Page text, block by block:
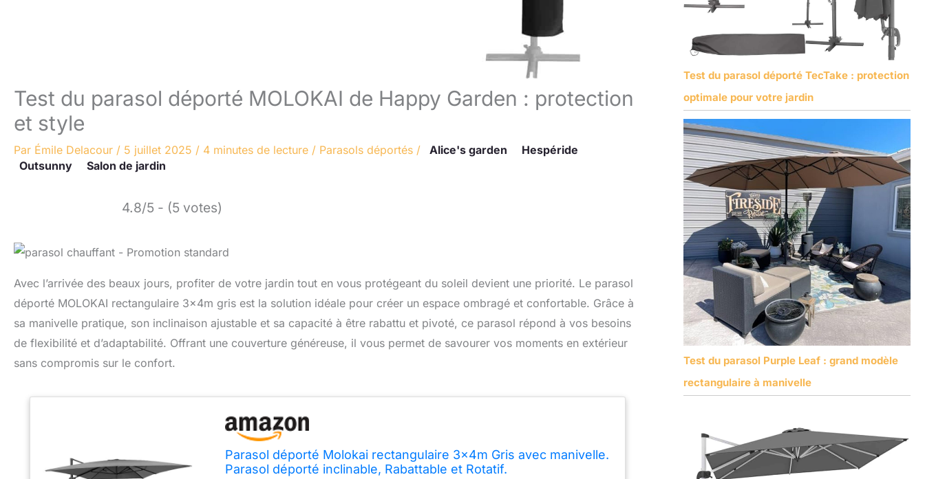
Test du parasol déporté MOLOKAI de Happy Garden : protection
et style
Par Émile Delacour / 5 juillet 2025 / 4 minutes de lecture / Parasols déportés / Alice's garden
Hespéride
Outsunny
Salon de jardin
4.8/5 - (5 votes)
Avec l’arrivée des beaux jours, profiter de votre jardin tout en vous protégeant du soleil devient une priorité. Le parasol
déporté MOLOKAI rectangulaire 3x4m gris est la solution idéale pour créer un espace ombragé et confortable. Grâce à
sa manivelle pratique, son inclinaison ajustable et sa capacité à être rabattu et pivoté, ce parasol répond à vos besoins
de flexibilité et d’adaptabilité. Offrant une couverture généreuse, il vous permet de savourer vos moments en extérieur
sans compromis sur le confort.
Parasol déporté Molokai rectangulaire 3x4m Gris avec manivelle.
Parasol déporté inclinable, Rabattable et Rotatif.
Test du parasol déporté TecTake : protection
optimale pour votre jardin
Test du parasol Purple Leaf : grand modèle
rectangulaire à manivelle